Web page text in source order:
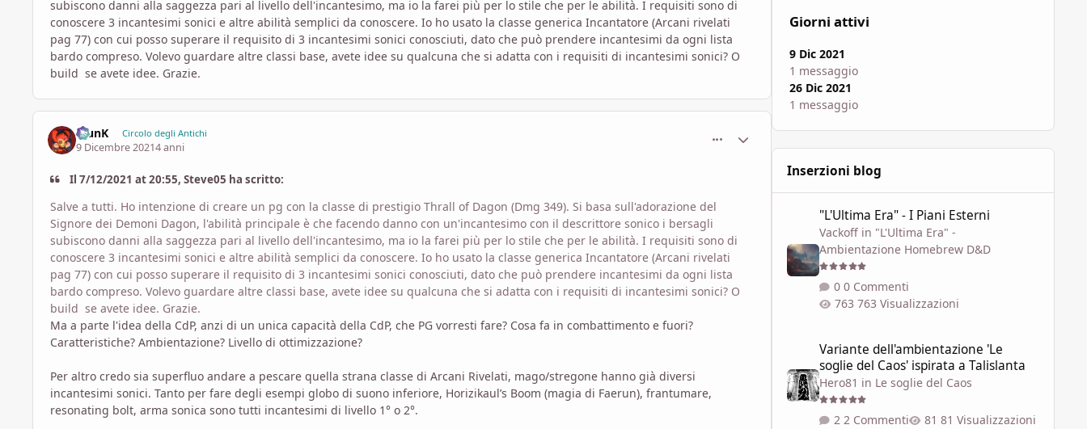
subiscono danni alla saggezza pari al livello dell'incantesimo, ma io la farei più per lo stile che per le abilità. I requisiti sono di
conoscere 3 incantesimi sonici e altre abilità semplici da conoscere. Io ho usato la classe generica Incantatore (Arcani rivelati
pag 77) con cui posso superare il requisito di 3 incantesimi sonici conosciuti, dato che può prendere incantesimi da ogni lista
bardo compreso. Volevo guardare altre classi base, avete idee su qualcuna che si adatta con i requisiti di incantesimi sonici? O
build se avete idee. Grazie.
KlunK Circolo degli Antichi
9 Dicembre 20214 anni
comment_1783325
Statistiche Autore
Il 7/12/2021 at 20:55, Steve05 ha scritto:
Salve a tutti. Ho intenzione di creare un pg con la classe di prestigio Thrall of Dagon (Dmg 349). Si basa sull'adorazione del
Signore dei Demoni Dagon, l'abilità principale è che facendo danno con un'incantesimo con il descrittore sonico i bersagli
subiscono danni alla saggezza pari al livello dell'incantesimo, ma io la farei più per lo stile che per le abilità. I requisiti sono di
conoscere 3 incantesimi sonici e altre abilità semplici da conoscere. Io ho usato la classe generica Incantatore (Arcani rivelati
pag 77) con cui posso superare il requisito di 3 incantesimi sonici conosciuti, dato che può prendere incantesimi da ogni lista
bardo compreso. Volevo guardare altre classi base, avete idee su qualcuna che si adatta con i requisiti di incantesimi sonici? O
build se avete idee. Grazie.
Ma a parte l'idea della CdP, anzi di un unica capacità della CdP, che PG vorresti fare? Cosa fa in combattimento e fuori?
Caratteristiche? Ambientazione? Livello di ottimizzazione?
Per altro credo sia superfluo andare a pescare quella strana classe di Arcani Rivelati, mago/stregone hanno già diversi
incantesimi sonici. Tanto per fare degli esempi globo di suono inferiore, Horizikaul’s Boom (magia di Faerun), frantumare,
resonating bolt, arma sonica sono tutti incantesimi di livello 1° o 2°.
Giorni attivi
9 Dic 2021
1 messaggio
26 Dic 2021
1 messaggio
Inserzioni blog
"L'Ultima Era" - I Piani Esterni
Vackoffin "L'Ultima Era" -
Ambientazione Homebrew D&D
0 Commenti
763 Visualizzazioni
Variante dell'ambientazione 'Le
soglie del Caos' ispirata a Talislanta
Hero81 in Le soglie del Caos
2 Commenti 81 Visualizzazioni